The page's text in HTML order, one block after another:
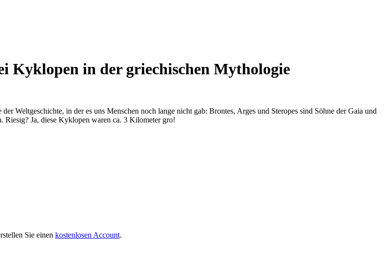
Kyklopen in der griechischen Mythologie
Weltgeschichte, in der es uns Menschen noch lange nicht gab: Brontes, Arges und Steropes sind Söhne der Gaia und
Riesig? Ja, diese Kyklopen waren ca. 3 Kilometer gro!
Sie einen kostenlosen Account.